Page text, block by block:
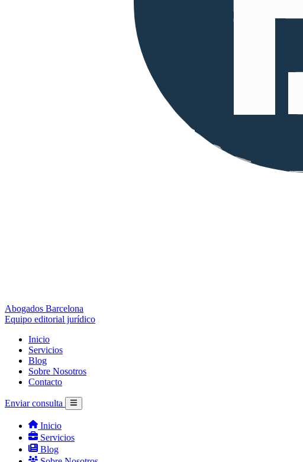
Abogados Barcelona
Equipo editorial jurídico
Inicio
Servicios
Blog
Sobre Nosotros
Contacto
Enviar consulta
Inicio
Servicios
Blog